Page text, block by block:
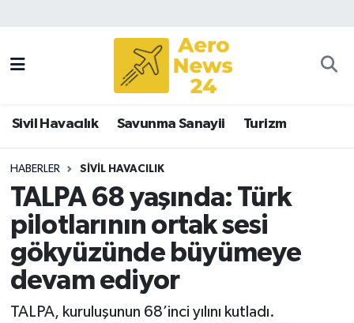
Sivil Havacılık Savunma Sanayii Turizm
HABERLER SIVIL HAVACILIK
TALPA 68 yaşında: Türk
pilotlarının ortak sesi
gökyüzünde büyümeye
devam ediyor
TALPA, kuruluşunun 68’inci yılını kutladı.